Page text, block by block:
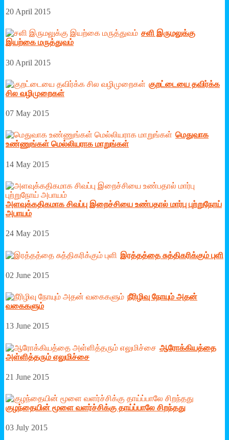
20 April 2015
சளி இருமலுக்கு
இயற்கை மருத்துவம்
30 April 2015
குறட்டையை தவிர்க்க
சில வழிமுறைகள்
07 May 2015
மெதுவாக
உண்ணுங்கள் மெல்லியராக மாறுங்கள்
14 May 2015
அளவுக்கதிகமாக சிவப்பு இறைச்சியை உண்பதால் மார்பு புற்றுநோய்
அபாயம்
24 May 2015
இரத்­தத்தை சுத்­தி­க­ரிக்கும் புளி
02 June 2015
நீரிழிவு நோயும் அதன்
வகைகளும்
13 June 2015
ஆரோக்கியத்தை
அள்ளித்தரும் எலுமிச்சை
21 June 2015
குழந்தையின் மூளை வளர்ச்சிக்கு தாய்ப்பாலே சிறந்தது
03 July 2015